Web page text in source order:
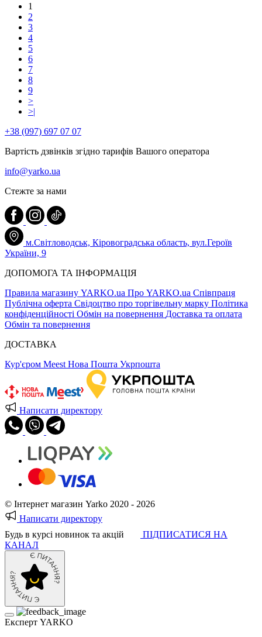
1
2
3
4
5
6
7
8
9
>
>|
+38 (097) 697 07 07
Вартість дзвінків згідно тарифів Вашого оператора
info@yarko.ua
Стежте за нами
м.Світловодськ, Кіровоградська область, вул.Героїв
України, 9
ДОПОМОГА ТА ІНФОРМАЦІЯ
Правила магазину YARKO.ua Про YARKO.ua Співпраця
Публічна оферта Свідоцтво про торгівельну марку Політика
конфіденційності Обмін на повернення Доставка та оплата
Обмін та повернення
ДОСТАВКА
Кур'єром Meest Нова Пошта Укрпошта
Написати директору
© Інтернет магазин Yarko 2020 - 2026
Написати директору
Будь в курсі новинок та акцій
ПІДПИСАТИСЯ НА
КАНАЛ
Експерт YARKO